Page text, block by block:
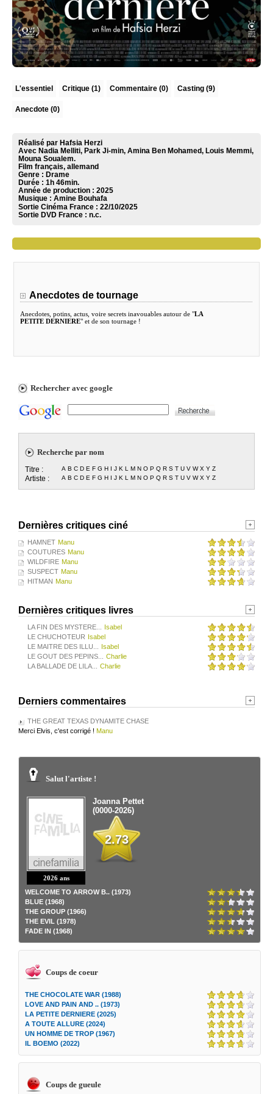
L'essentiel Critique (1) Commentaire (0) Casting (9)
Anecdote (0)
Réalisé par Hafsia Herzi
Avec Nadia Melliti, Park Ji-min, Amina Ben Mohamed, Louis Memmi,
Mouna Soualem.
Film français, allemand
Genre : Drame
Durée : 1h 46min.
Année de production : 2025
Musique : Amine Bouhafa
Sortie Cinéma France : 22/10/2025
Sortie DVD France : n.c.
Anecdotes de tournage
Anecdotes, potins, actus, voire secrets inavouables autour de "LA
PETITE DERNIERE" et de son tournage !
Rechercher avec google
Recherche par nom
Titre : A B C D E F G H I J K L M N O P Q R S T U V W X Y Z
Artiste : A B C D E F G H I J K L M N O P Q R S T U V W X Y Z
Dernières critiques ciné
HAMNET Manu
COUTURES Manu
WILDFIRE Manu
SUSPECT Manu
HITMAN Manu
Dernières critiques livres
LA FIN DES MYSTERE...
Isabel
LE CHUCHOTEUR Isabel
LE MAITRE DES ILLU...
Isabel
LE GOUT DES PEPINS...
Charlie
LA BALLADE DE LILA...
Charlie
Derniers commentaires
THE GREAT TEXAS DYNAMITE CHASE
Merci Elvis, c'est corrigé ! Manu
Salut l'artiste !
2026 ans
Joanna Pettet
(0000-2026)
2.73
WELCOME TO ARROW B.. (1973)
BLUE (1968)
THE GROUP (1966)
THE EVIL (1978)
FADE IN (1968)
Coups de coeur
THE CHOCOLATE WAR (1988)
LOVE AND PAIN AND .. (1973)
LA PETITE DERNIERE (2025)
A TOUTE ALLURE (2024)
UN HOMME DE TROP (1967)
IL BOEMO (2022)
Coups de gueule